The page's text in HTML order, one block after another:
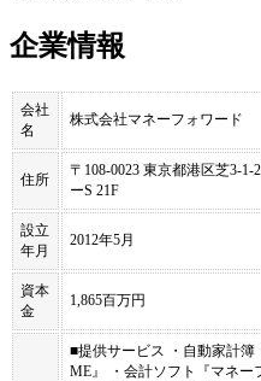
企業情報
会社
名
株式会社マネーフォワード
住所
〒108-0023 東京都港区芝3-
ーS 21F
設立
年月
2012年5月
資本
金
1,865百万円
■提供サービス ・自動家計
ME』 ・会計ソフト『マネー